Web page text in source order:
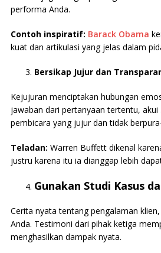
performa Anda.
Contoh inspiratif: Barack Obama
kuat dan artikulasi yang jelas dalam
Bersikap Jujur dan
Kejujuran menciptakan hubungan
jawaban dari pertanyaan tertentu,
pembicara yang jujur dan tidak
Teladan: Warren Buffett dikenal
justru karena itu ia dianggap lebih
Gunakan Studi Kasus
Cerita nyata tentang pengalaman
Anda. Testimoni dari pihak ketiga
menghasilkan dampak nyata.